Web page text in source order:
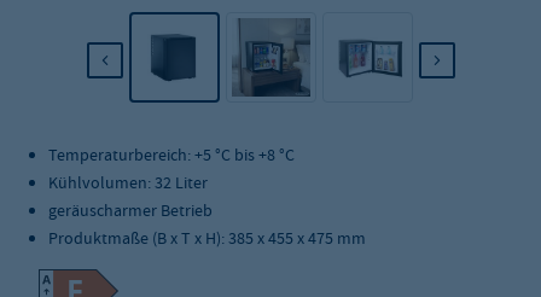
Temperaturbereich: +5 °C bis +8 °C
Kühlvolumen: 32 Liter
geräuscharmer Betrieb
Produktmaße (B x T x H): 385 x 455 x 475 mm